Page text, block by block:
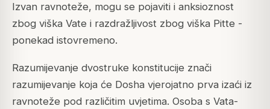
Izvan ravnoteže, mogu se pojaviti i anksioznost
zbog viška Vate i razdražljivost zbog viška Pitte -
ponekad istovremeno.
Razumijevanje dvostruke konstitucije znači
razumijevanje koja će Dosha vjerojatno prva izaći iz
ravnoteže pod različitim uvjetima. Osoba s Vata-